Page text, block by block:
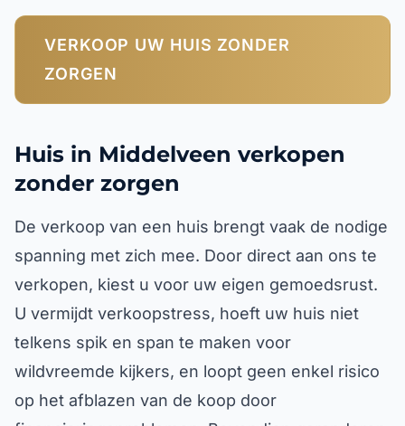
VERKOOP UW HUIS ZONDER
ZORGEN
Huis in Middelveen verkopen
zonder zorgen
De verkoop van een huis brengt vaak de nodige
spanning met zich mee. Door direct aan ons te
verkopen, kiest u voor uw eigen gemoedsrust.
U vermijdt verkoopstress, hoeft uw huis niet
telkens spik en span te maken voor
wildvreemde kijkers, en loopt geen enkel risico
op het afblazen van de koop door